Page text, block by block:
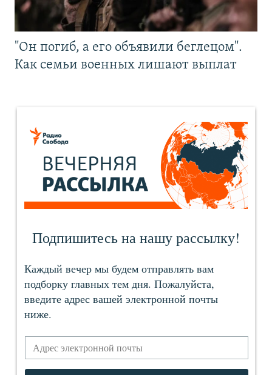
"Он погиб, а его объявили беглецом".
Как семьи военных лишают выплат